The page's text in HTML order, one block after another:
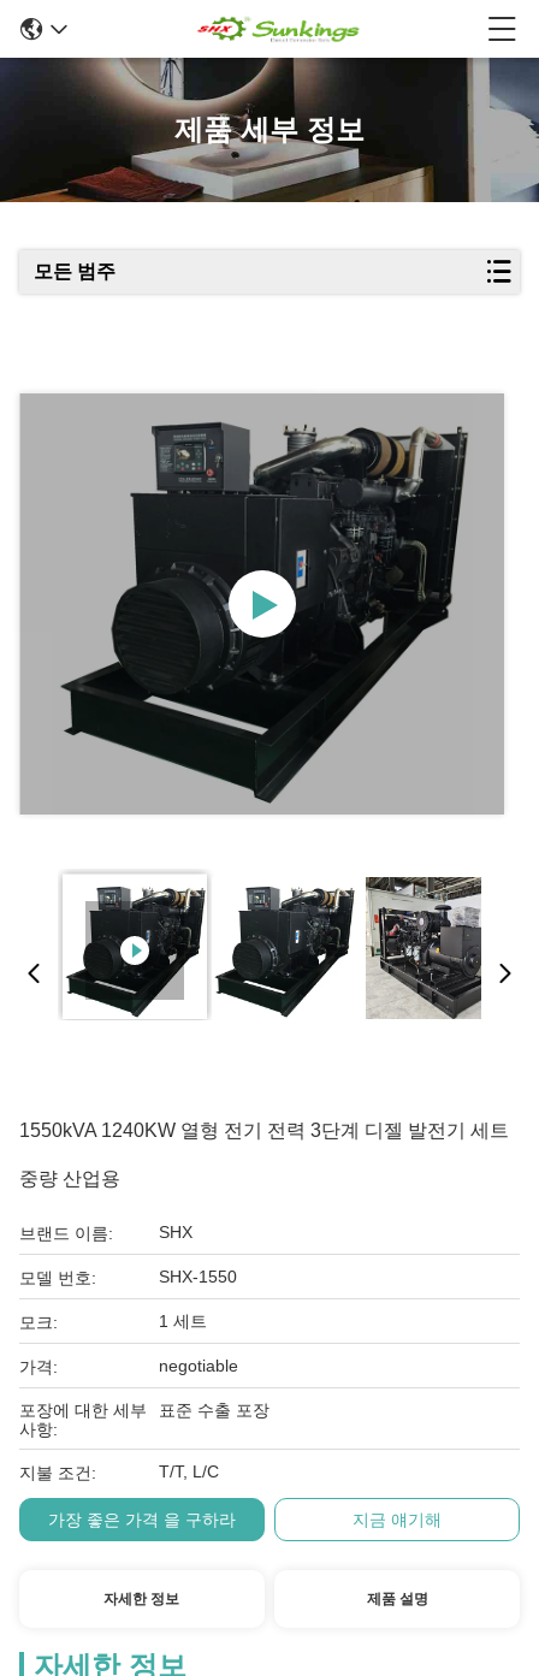
제품 세부 정보
모든 범주
1550kVA 1240KW 열형 전기 전력 3단계 디젤 발전기 세트
중량 산업용
브랜드 이름: SHX
모델 번호: SHX-1550
모크: 1 세트
가격: negotiable
포장에 대한 세부
사항:
표준 수출 포장
지불 조건: T/T, L/C
가장 좋은 가격 을 구하라 지금 얘기해
자세한 정보 제품 설명
자세한 정보